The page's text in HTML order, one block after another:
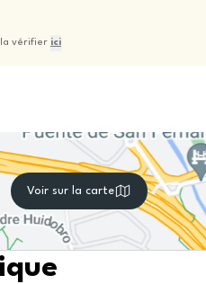
la vérifier ici
Voir sur la carte